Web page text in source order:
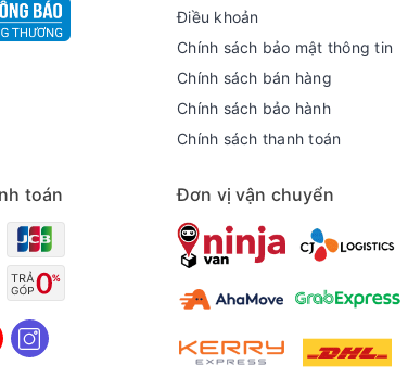
Điều khoản
Chính sách bảo mật thông tin
Chính sách bán hàng
Chính sách bảo hành
Chính sách thanh toán
toán Đơn vị vận chuyển